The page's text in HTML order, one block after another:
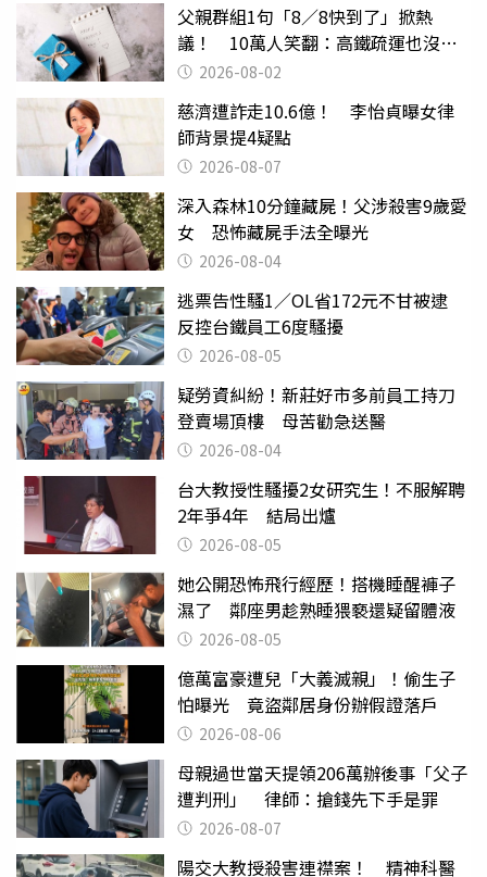
父親群組1句「8／8快到了」掀熱
議！ 10萬人笑翻：高鐵疏運也沒列
父親節
2026-08-02
慈濟遭詐走10.6億！ 李怡貞曝女律
師背景提4疑點
2026-08-07
深入森林10分鐘藏屍！父涉殺害9歲愛
女 恐怖藏屍手法全曝光
2026-08-04
逃票告性騷1／OL省172元不甘被逮
反控台鐵員工6度騷擾
2026-08-05
疑勞資糾紛！新莊好市多前員工持刀
登賣場頂樓 母苦勸急送醫
2026-08-04
台大教授性騷擾2女研究生！不服解聘
2年爭4年 結局出爐
2026-08-05
她公開恐怖飛行經歷！搭機睡醒褲子
濕了 鄰座男趁熟睡猥褻還疑留體液
2026-08-05
億萬富豪遭兒「大義滅親」！偷生子
怕曝光 竟盜鄰居身份辦假證落戶
2026-08-06
母親過世當天提領206萬辦後事「父子
遭判刑」 律師：搶錢先下手是罪
2026-08-07
陽交大教授殺害連襟案！ 精神科醫